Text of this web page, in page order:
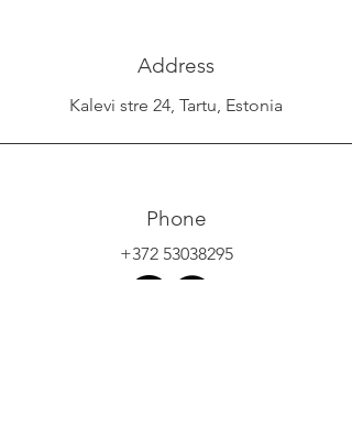
Address
Kalevi stre 24, Tartu, Estonia
Phone
+372 53038295